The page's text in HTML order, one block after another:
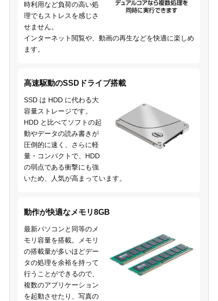
時利用など負荷の高い処
理でもストレスを感じさ
せません。
インターネット閲覧や、動画の再生などを快適に楽しめ
ます。
高速駆動のSSDドライブ搭載
SSD は HDD に代わる大
容量ストレージです。
HDD と比べてソフトの起
動やデータの読み書きが
圧倒的に速く、さらに軽
量・コンパクトで、HDD
の弱点である衝撃にも強
いため、人気が高まっています。
動作が快適なメモリ8GB
最新パソコンと同等のメ
モリ容量を搭載。メモリ
の搭載量が多いほどデー
タの処理を余裕を持って
行うことができるので、
複数のアプリケーション
を起動させたり、写真の